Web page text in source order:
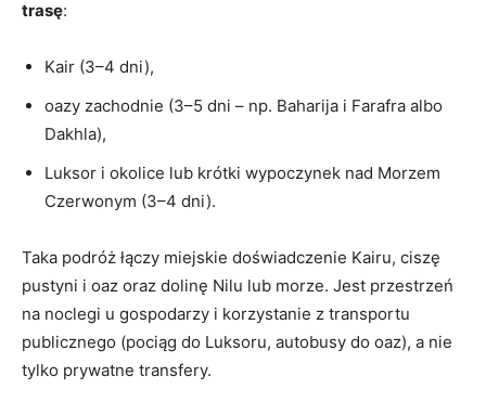
trasę:
Kair (3–4 dni),
oazy zachodnie (3–5 dni – np. Baharija i Farafra albo
Dakhla),
Luksor i okolice lub krótki wypoczynek nad Morzem
Czerwonym (3–4 dni).
Taka podróż łączy miejskie doświadczenie Kairu, ciszę
pustyni i oaz oraz dolinę Nilu lub morze. Jest przestrzeń
na noclegi u gospodarzy i korzystanie z transportu
publicznego (pociąg do Luksoru, autobusy do oaz), a nie
tylko prywatne transfery.